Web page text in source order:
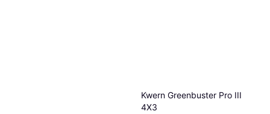
Kwern Greenbuster Pro III
4X3